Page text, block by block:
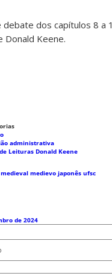
debate dos capítulos 8 a
Donald Keene.
administrativa
Leituras Donald Keene
medieval medievo japonês ufsc
de 2024